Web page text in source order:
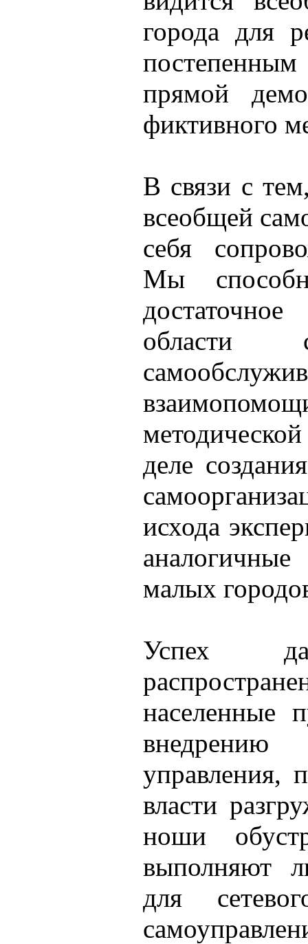
города для
прямой
фиктивного
В связи с
всеобщей
себя
Мы
области
деле
исхода
малых
Успех
населенные
внедрению
управления,
власти
ноши
выполняют
для